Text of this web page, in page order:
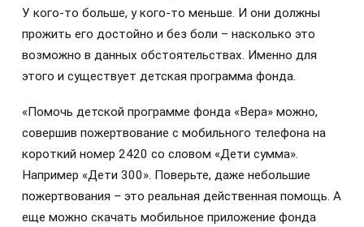
У кого-то больше, у кого-то меньше. И они должны
прожить его достойно и без боли – насколько это
возможно в данных обстоятельствах. Именно для
этого и существует детская программа фонда.
«Помочь детской программе фонда «Вера» можно,
совершив пожертвование с мобильного телефона на
короткий номер 2420 со словом «Дети сумма».
Например «Дети 300». Поверьте, даже небольшие
пожертвования – это реальная действенная помощь. А
еще можно скачать мобильное приложение фонда